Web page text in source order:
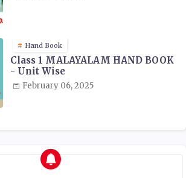
Hand Book
Class 1 MALAYALAM HAND BOOK
- Unit Wise
February 06, 2025